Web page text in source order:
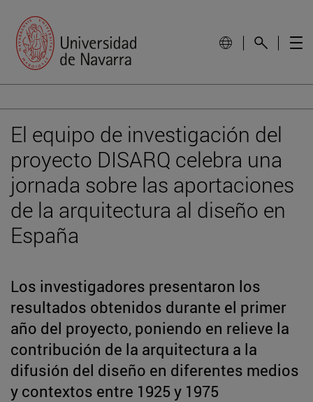
El equipo de investigación del
proyecto DISARQ celebra una
jornada sobre las aportaciones
de la arquitectura al diseño en
España
Los investigadores presentaron los
resultados obtenidos durante el primer
año del proyecto, poniendo en relieve la
contribución de la arquitectura a la
difusión del diseño en diferentes medios
y contextos entre 1925 y 1975